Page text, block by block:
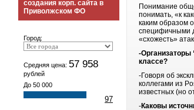
создания корп. сайта в
Приволжском ФО
Город:
Средняя цена: 57 958
рублей
До 50 000
97
Понимание
понимать, «к
каким образом
специфичными
«схожесть»
-Организаторы
классе?
-Говоря об
коллегами из
известных (но
-Каковы